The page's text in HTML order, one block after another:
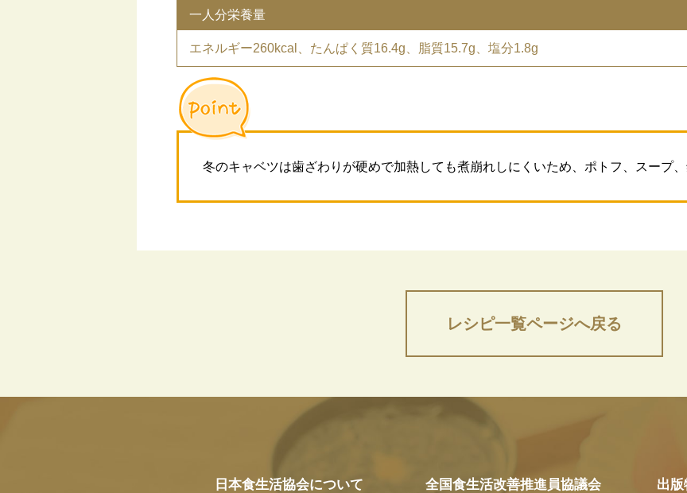
一人分栄養量
エネルギー260kcal、たんぱく質16.4g、脂質15.7g、塩分1.8g
冬のキャベツは歯ざわりが硬めで加熱しても煮崩れしにくいため、ポトフ、スープ、
レシピ一覧ページへ戻る
日本食生活協会について 全国食生活改善推進員協議会 出